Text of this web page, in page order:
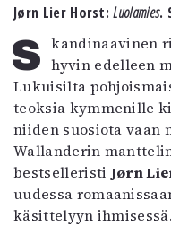
Jørn Lier Horst:Luolamies.
Skandinaavinen rikoskirjallisuus elää ja voi hyvin edelleen
Lukuisilta
teoksia kymmenille
niiden suosiota vaan
Wallanderin
bestselleristi Jørn
uudessa
käsittelyyn ihmisessä.